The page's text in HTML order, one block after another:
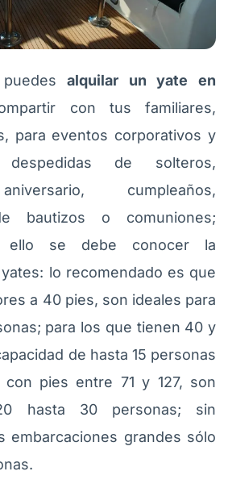
alquilar un yate en
con tus familiares,
para eventos corporativos y
de solteros,
cumpleaños,
bautizos o comuniones;
ello se debe conocer la
lo recomendado es que
a 40 pies, son ideales para
para los que tienen 40 y
de hasta 15 personas
pies entre 71 y 127, son
hasta 30 personas; sin
embarcaciones grandes sólo